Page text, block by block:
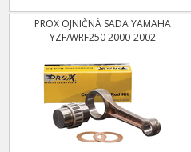
PROX OJNIČNÁ SADA YAMAHA
YZF/WRF250 2000-2002